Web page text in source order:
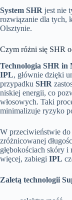
System SHR jest nie
rozwiązanie dla tych,
Olsztynie.
Czym różni się SHR
Technologia SHR in
IPL, głównie dzięki
przypadku SHR
niskiej energii, co
włosowych. Taki
minimalizuje ryzyko
W przeciwieństwie do
zróżnicowanej
głębokościach skóry
więcej, zabiegi IPL
Zaletą technologii